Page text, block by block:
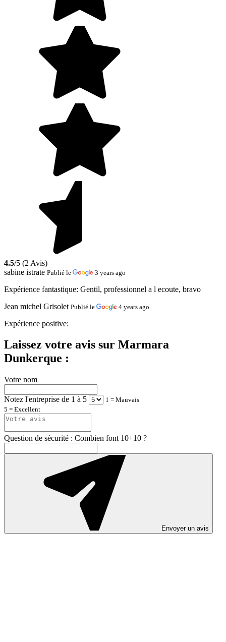
4.5/5 (2 Avis)
sabine istrate Publié le 3 years ago
Expérience fantastique: Gentil, professionnel a l ecoute, bravo
Jean michel Grisolet Publié le 4 years ago
Expérience positive:
Laissez votre avis sur Marmara
Dunkerque :
Votre nom
Notez l'entreprise de 1 à 5
1 = Mauvais
5 = Excellent
Question de sécurité : Combien font 10+10 ?
Envoyer un avis